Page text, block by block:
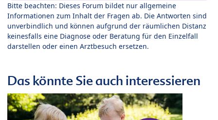
Bitte beachten: Dieses Forum bildet nur allgemeine
Informationen zum Inhalt der Fragen ab. Die Antworten sind
unverbindlich und können aufgrund der räumlichen Distanz
keinesfalls eine Diagnose oder Beratung für den Einzelfall
darstellen oder einen Arztbesuch ersetzen.
Das könnte Sie auch interessieren